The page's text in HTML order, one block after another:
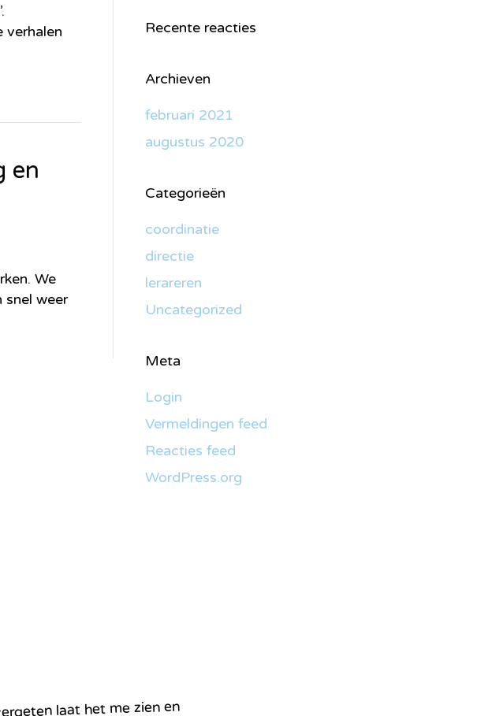
verhalen
en
We
snel weer
Recente reacties
Archieven
februari 2021
augustus 2020
Categorieën
coordinatie
directie
lerareren
Uncategorized
Meta
Login
Vermeldingen feed
Reacties feed
WordPress.org